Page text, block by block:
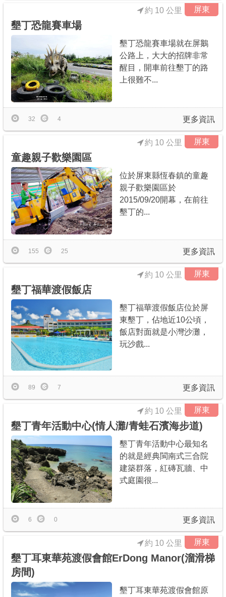
屏東
墾丁恐龍賽車場
約 10 公里
墾丁恐龍賽車場就在屏鵝
公路上，大大的招牌非常
醒目，開車前往墾丁的路
上很難不...
更多資訊
32 4
屏東
童趣親子歡樂園區
約 10 公里
位於屏東縣恆春鎮的童趣
親子歡樂園區於
2015/09/20開幕，在前往
墾丁的...
更多資訊
155 25
屏東
墾丁福華渡假飯店
約 10 公里
墾丁福華渡假飯店位於屏
東墾丁，佔地近10公頃，
飯店對面就是小灣沙灘，
玩沙戲...
更多資訊
89 7
屏東
墾丁青年活動中心(情人灘/青蛙石濱海步道)
約 10 公里
墾丁青年活動中心最知名
的就是經典閩南式三合院
建築群落，紅磚瓦牆、中
式庭園很...
更多資訊
6 0
屏東
墾丁耳東華苑渡假會館ErDong Manor(溜滑梯
房間)
約 10 公里
墾丁耳東華苑渡假會館原